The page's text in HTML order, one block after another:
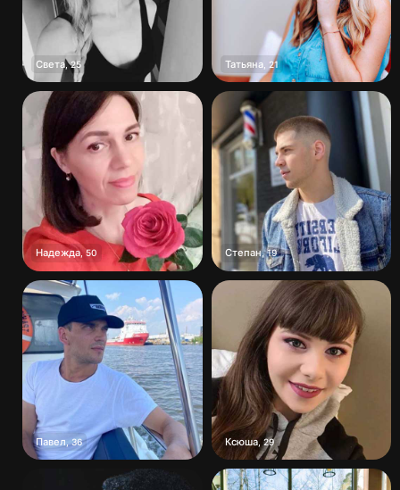
Света,25 Татьяна, 21
Надежда, 50 Степан,19
Павел 36 Ксюша, 29